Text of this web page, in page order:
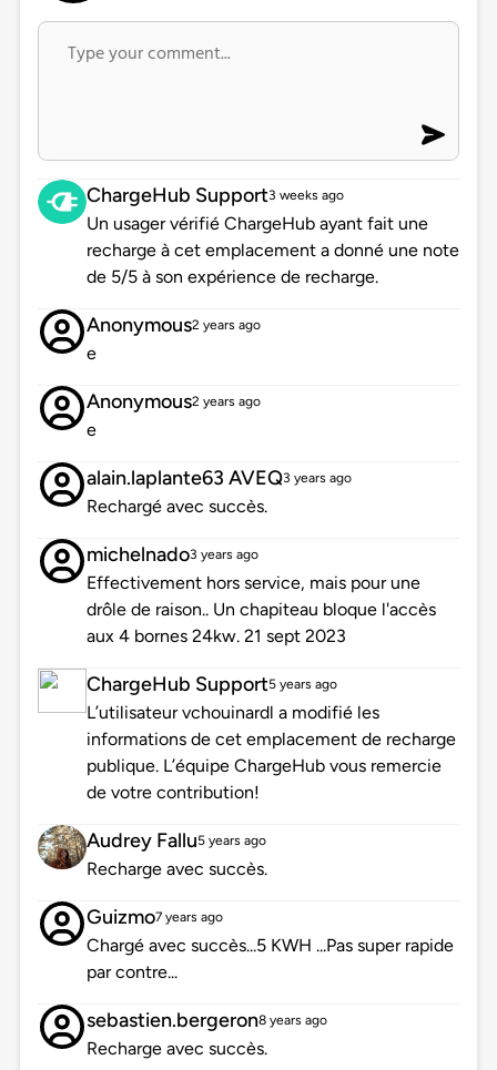
ChargeHub Support3 weeks ago
Un usager vérifié ChargeHub ayant fait une
recharge à cet emplacement a donné une note
de 5/5 à son expérience de recharge.
Anonymous2 years ago
e
Anonymous2 years ago
e
alain.laplante63 AVEQ3 years ago
Rechargé avec succès.
michelnado3 years ago
Effectivement hors service, mais pour une
drôle de raison.. Un chapiteau bloque l'accès
aux 4 bornes 24kw. 21 sept 2023
ChargeHub Support5 years ago
L’utilisateur vchouinardl a modifié les
informations de cet emplacement de recharge
publique. L’équipe ChargeHub vous remercie
de votre contribution!
Audrey Fallu5 years ago
Recharge avec succès.
Guizmo7 years ago
Chargé avec succès...5 KWH ...Pas super rapide
par contre...
sebastien.bergeron8 years ago
Recharge avec succès.